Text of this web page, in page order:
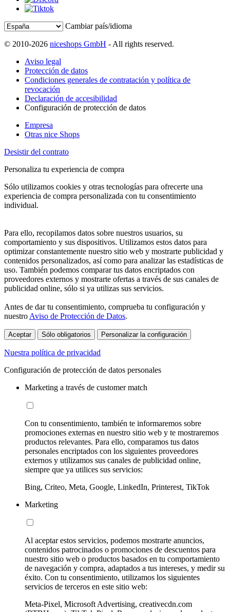
Cambiar país/idioma
© 2010-2026 niceshops GmbH - All rights reserved.
Aviso legal
Protección de datos
Condiciones generales de contratación y política de
revocación
Declaración de accesibilidad
Configuración de protección de datos
Empresa
Otras nice Shops
Desistir del contrato
Personaliza tu experiencia de compra
Sólo utilizamos cookies y otras tecnologías para ofrecerte una
experiencia de compra personalizada con tu consentimiento
individual.
Para ello, recopilamos datos sobre nuestros usuarios, su
comportamiento y sus dispositivos. Utilizamos estos datos para
optimizar constantemente nuestro sitio web y mostrarte publicidad y
contenidos personalizados, así como para analizar las estadísticas de
uso. También podemos comparar tus datos encriptados con
proveedores externos y mostrarte ofertas a través de sus canales de
publicidad online, sólo si ya utilizas sus servicios.
Antes de dar tu consentimiento, comprueba tu configuración y
nuestro Aviso de Protección de Datos.
Aceptar Sólo obligatorios Personalizar la configuración
Nuestra política de privacidad
Configuración de protección de datos personales
Marketing a través de customer match
Con tu consentimiento, también te informaremos sobre
promociones externas en nuestro sitio web y te mostraremos
productos relevantes. Para ello, comparamos tus datos
personales encriptados con los siguientes proveedores
externos y utilizamos sus canales de publicidad online,
siempre que ya utilices sus servicios:
Bing, Criteo, Meta, Google, LinkedIn, Printerest, TikTok
Marketing
Al aceptar estos servicios, podemos mostrarte anuncios,
contenidos patrocinados o promociones de descuentos para
nuestro sitio web o productos basados en tu comportamiento
de navegación y compra, adaptados a tus intereses, y medir su
éxito. Con tu consentimiento, utilizamos los siguientes
servicios de terceros en este sitio web:
Meta-Pixel, Microsoft Advertising, creativecdn.com